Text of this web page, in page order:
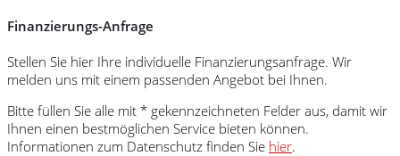
Finanzierungs-Anfrage
Stellen Sie hier Ihre individuelle Finanzierungsanfrage. Wir
melden uns mit einem passenden Angebot bei Ihnen.
Bitte füllen Sie alle mit * gekennzeichneten Felder aus, damit wir
Ihnen einen bestmöglichen Service bieten können.
Informationen zum Datenschutz finden Sie hier.